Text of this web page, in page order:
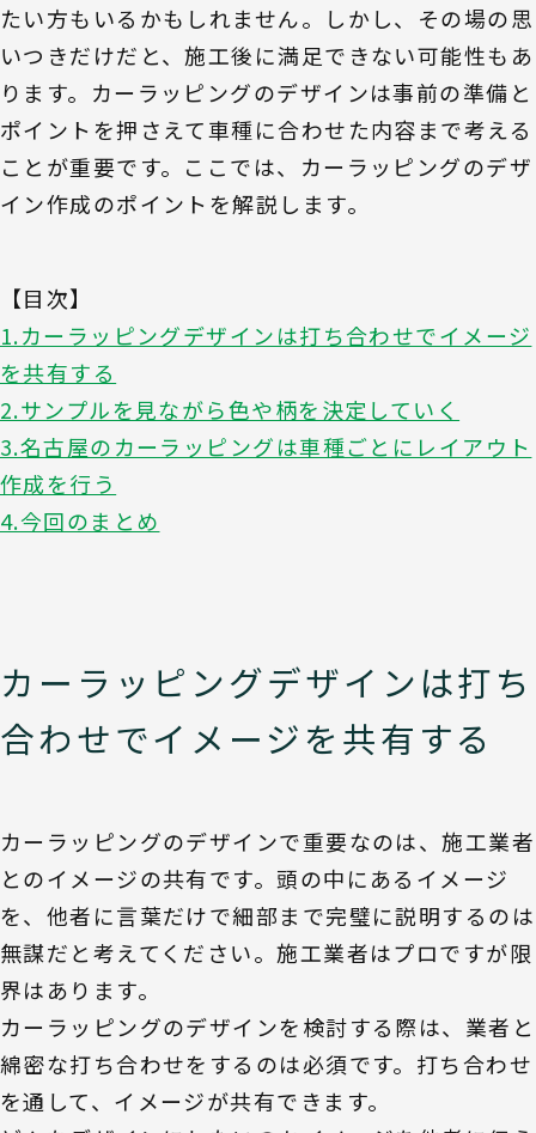
たい方もいるかもしれません。しかし、その場の思
いつきだけだと、施工後に満足できない可能性もあ
ります。カーラッピングのデザインは事前の準備と
ポイントを押さえて車種に合わせた内容まで考える
ことが重要です。ここでは、カーラッピングのデザ
イン作成のポイントを解説します。
【目次】
1.カーラッピングデザインは打ち合わせでイメージ
を共有する
2.サンプルを見ながら色や柄を決定していく
3.名古屋のカーラッピングは車種ごとにレイアウト
作成を行う
4.今回のまとめ
カーラッピングデザインは打ち
合わせでイメージを共有する
カーラッピングのデザインで重要なのは、施工業者
とのイメージの共有です。頭の中にあるイメージ
を、他者に言葉だけで細部まで完璧に説明するのは
無謀だと考えてください。施工業者はプロですが限
界はあります。
カーラッピングのデザインを検討する際は、業者と
綿密な打ち合わせをするのは必須です。打ち合わせ
を通して、イメージが共有できます。